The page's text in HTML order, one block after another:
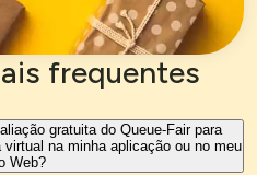
frequentes
gratuita do Queue-Fair para
na minha aplicação ou no meu
Web?